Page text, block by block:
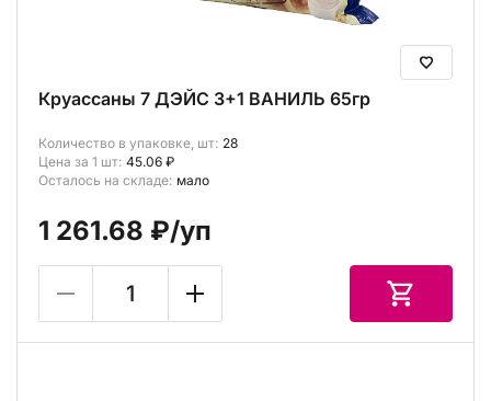
Круассаны 7 ДЭЙС 3+1 ВАНИЛЬ 65гр
Количество в упаковке, шт: 28
Цена за 1 шт: 45.06 ₽
Осталось на складе: мало
1 261.68 ₽/уп